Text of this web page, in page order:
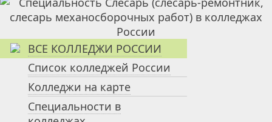
ВСЕ КОЛЛЕДЖИ РОССИИ
Список колледжей России
Колледжи на карте
Специальности в